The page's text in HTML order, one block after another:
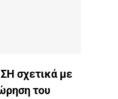
σχετικά με
του